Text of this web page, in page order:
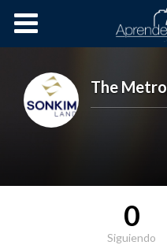
Cursos OnLine
The
0
Siguiendo